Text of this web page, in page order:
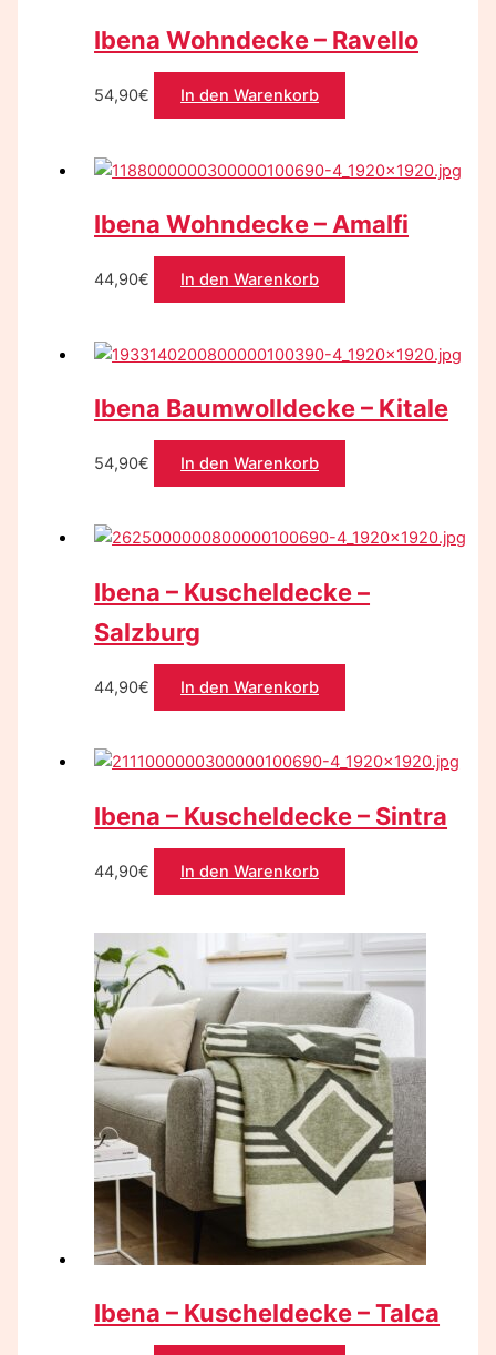
Ibena Wohndecke – Ravello
54,90€ In den Warenkorb
Ibena Wohndecke – Amalfi
44,90€ In den Warenkorb
Ibena Baumwolldecke – Kitale
54,90€ In den Warenkorb
Ibena – Kuscheldecke –
Salzburg
44,90€ In den Warenkorb
Ibena – Kuscheldecke – Sintra
44,90€ In den Warenkorb
Ibena – Kuscheldecke – Talca